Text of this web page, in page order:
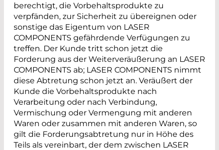
berechtigt, die Vorbehaltsprodukte zu
verpfänden, zur Sicherheit zu übereignen oder
sonstige das Eigentum von LASER
COMPONENTS gefährdende Verfügungen zu
treffen. Der Kunde tritt schon jetzt die
Forderung aus der Weiterveräußerung an LASER
COMPONENTS ab; LASER COMPONENTS nimmt
diese Abtretung schon jetzt an. Veräußert der
Kunde die Vorbehaltsprodukte nach
Verarbeitung oder nach Verbindung,
Vermischung oder Vermengung mit anderen
Waren oder zusammen mit anderen Waren, so
gilt die Forderungsabtretung nur in Höhe des
Teils als vereinbart, der dem zwischen LASER